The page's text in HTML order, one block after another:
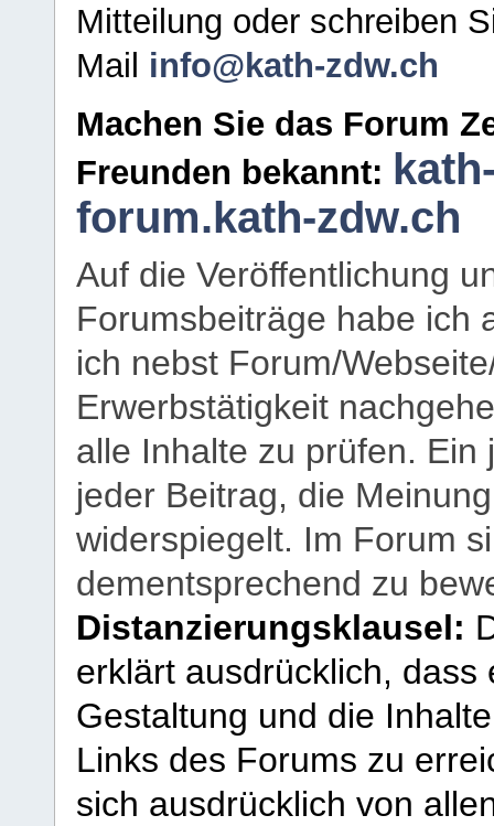
Mitteilung oder schreiben
Mail info@kath-zdw.ch
Machen Sie das Forum
Freunden bekannt:
forum.kath-zdw.ch
Auf die Veröffentlichung
Forumsbeiträge habe ich
ich nebst Forum/
Erwerbstätigkeit
alle Inhalte zu prüfen.
jeder Beitrag, die
widerspiegelt. Im Forum
dementsprechend zu
Distanzierungsklausel:
erklärt ausdrücklich,
Gestaltung und die
Links des Forums zu
sich ausdrücklich von